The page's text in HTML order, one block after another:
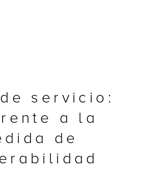
servicio:
a la
de